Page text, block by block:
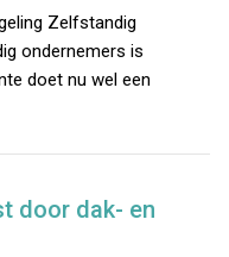
Zelfstandig
ondernemers is
doet nu wel een
door dak- en